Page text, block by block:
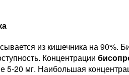
из кишечника на 90%.
Концентрации
5-20 мг. Наибольшая